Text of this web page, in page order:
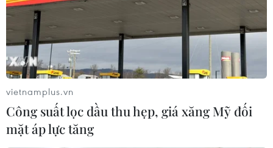
dừng hoạt động từ ngày 4/2 do lo ngại lây dịch virus
corona (2019-nCoV) đang có diễn biến phức tạp tại
quốc gia này.
vietnamplus.vn
Công suất lọc dầu thu hẹp, giá xăng Mỹ đối
mặt áp lực tăng